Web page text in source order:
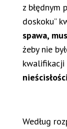
z błędnym
doskoku”
spawa,
żeby nie
kwalifikacji
nieścisłości
Według